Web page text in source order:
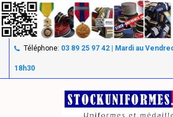
Téléphone: 03 89 25 97 42 | Mardi au
18h30